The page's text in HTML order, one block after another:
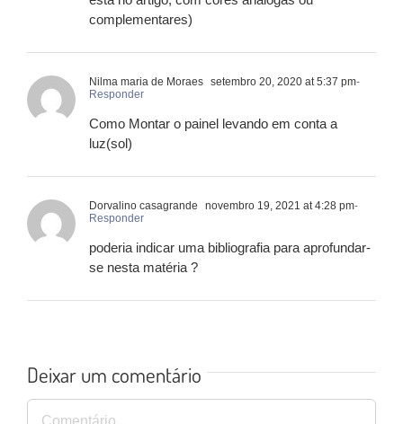
complementares)
Nilma maria de Moraes setembro 20, 2020 at 5:37 pm-
Responder
Como Montar o painel levando em conta a
luz(sol)
Dorvalino casagrande novembro 19, 2021 at 4:28 pm-
Responder
poderia indicar uma bibliografia para aprofundar-
se nesta matéria ?
Deixar um comentário
Comentário